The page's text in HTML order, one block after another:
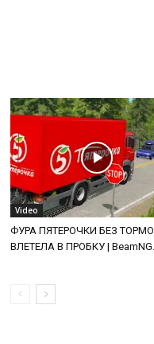
Video
ФУРА ПЯТЕРОЧКИ БЕЗ
ВЛЕТЕЛА В ПРОБКУ |